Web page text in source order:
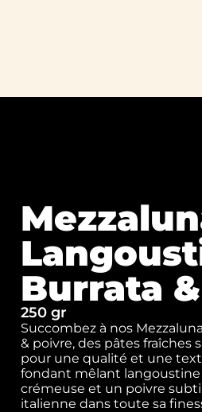
Burrata
250 gr
Succombez à nos
& poivre, des pâtes fraîches
pour une qualité et une
fondant mêlant langoustine
crémeuse et un poivre
italienne dans toute sa